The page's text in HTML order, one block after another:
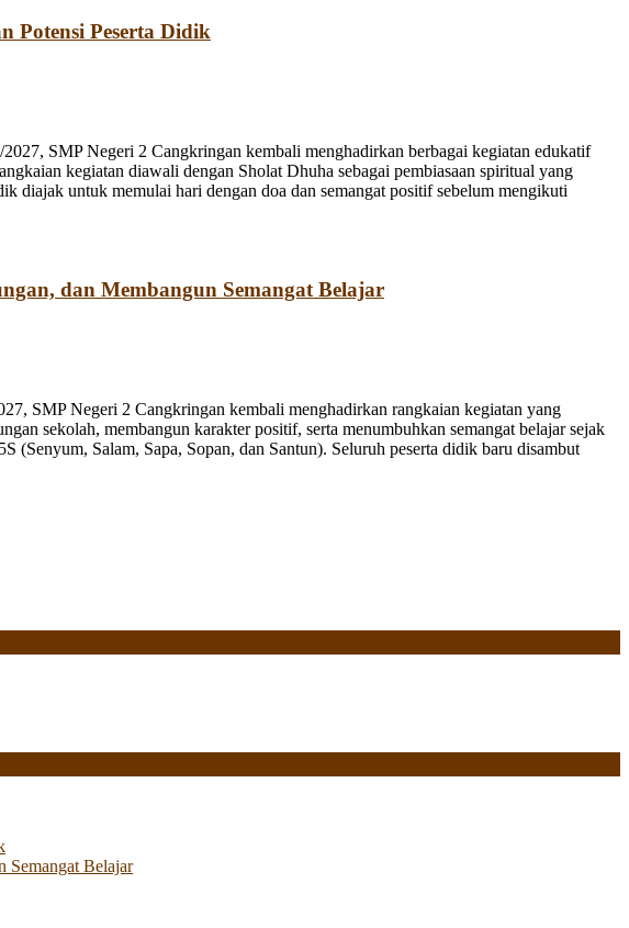
Potensi Peserta Didik
SMP Negeri 2 Cangkringan kembali menghadirkan berbagai kegiatan edukatif
kegiatan diawali dengan Sholat Dhuha sebagai pembiasaan spiritual yang
diajak untuk memulai hari dengan doa dan semangat positif sebelum mengikuti
dan Membangun Semangat Belajar
SMP Negeri 2 Cangkringan kembali menghadirkan rangkaian kegiatan yang
sekolah, membangun karakter positif, serta menumbuhkan semangat belajar sejak
(Senyum, Salam, Sapa, Sopan, dan Santun). Seluruh peserta didik baru disambut
Semangat Belajar